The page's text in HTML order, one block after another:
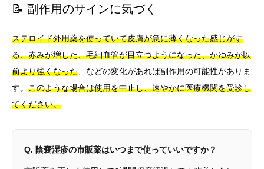
📝 副作用のサインに気づく
ステロイド外用薬を使っていて皮膚が急に薄くなった感じがす
る、赤みが増した、毛細血管が目立つようになった、かゆみが以
前より強くなった 、などの変化があれば副作用の可能性がありま
す。 このような場合は使用を中止し、速やかに医療機関を受診し
てください。
Q. 陰嚢湿疹の市販薬はいつまで使っていいですか？